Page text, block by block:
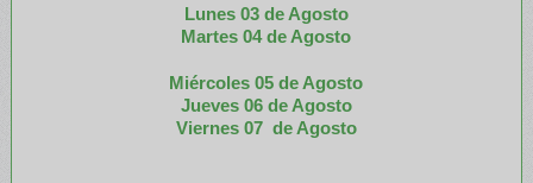
Lunes 03 de Agosto
Martes 04 de Agosto
Miércoles 05 de Agosto
Jueves 06 de Agosto
Viernes 07 de Agosto